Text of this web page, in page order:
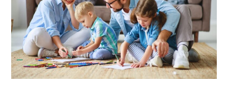
transmissão
ao
vivo
23/08.
Participe!